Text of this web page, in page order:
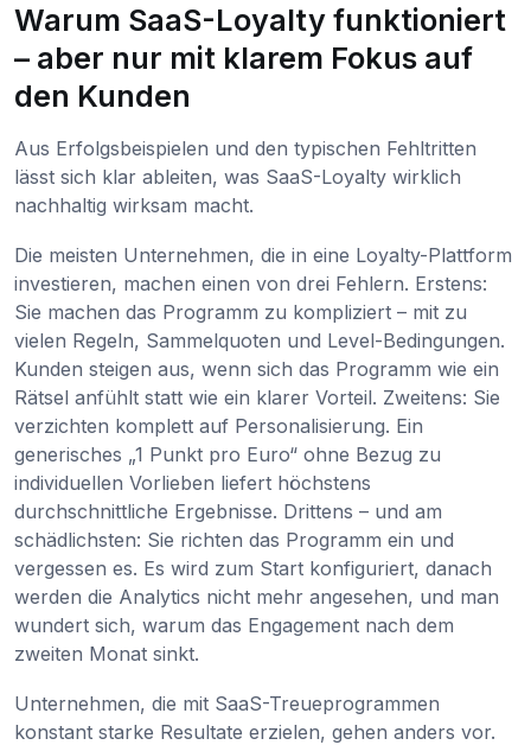
Warum SaaS-Loyalty funktioniert
– aber nur mit klarem Fokus auf
den Kunden
Aus Erfolgsbeispielen und den typischen Fehltritten
lässt sich klar ableiten, was SaaS-Loyalty wirklich
nachhaltig wirksam macht.
Die meisten Unternehmen, die in eine Loyalty-Plattform
investieren, machen einen von drei Fehlern. Erstens:
Sie machen das Programm zu kompliziert – mit zu
vielen Regeln, Sammelquoten und Level-Bedingungen.
Kunden steigen aus, wenn sich das Programm wie ein
Rätsel anfühlt statt wie ein klarer Vorteil. Zweitens: Sie
verzichten komplett auf Personalisierung. Ein
generisches „1 Punkt pro Euro“ ohne Bezug zu
individuellen Vorlieben liefert höchstens
durchschnittliche Ergebnisse. Drittens – und am
schädlichsten: Sie richten das Programm ein und
vergessen es. Es wird zum Start konfiguriert, danach
werden die Analytics nicht mehr angesehen, und man
wundert sich, warum das Engagement nach dem
zweiten Monat sinkt.
Unternehmen, die mit SaaS-Treueprogrammen
konstant starke Resultate erzielen, gehen anders vor.